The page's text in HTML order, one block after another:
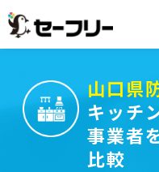
山口県
キッチ
事業者
比較